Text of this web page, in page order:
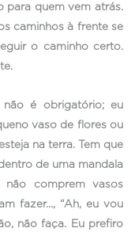
para quem vem atrás.
caminhos à frente se
o caminho certo.
é obrigatório; eu
vaso de flores ou
na terra. Tem que
de uma mandala
não comprem vasos
fazer…, “Ah, eu vou
não faça. Eu prefiro